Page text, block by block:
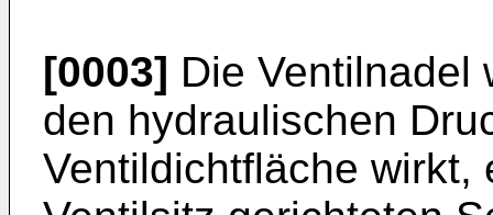
[0003] Die Ventilnadel
den hydraulischen
Ventildichtfläche wirkt,